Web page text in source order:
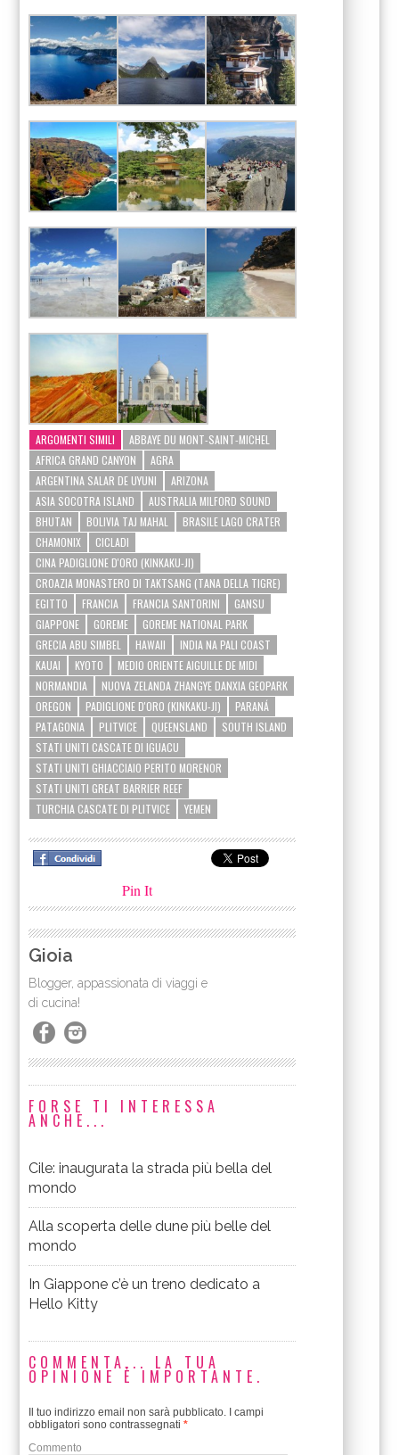
ARGOMENTI SIMILI
ABBAYE DU MONT-SAINT-MICHEL
AFRICA GRAND CANYON
AGRA
ARGENTINA SALAR DE UYUNI
ARIZONA
ASIA SOCOTRA ISLAND
AUSTRALIA MILFORD SOUND
BHUTAN
BOLIVIA TAJ MAHAL
BRASILE LAGO CRATER
CHAMONIX
CICLADI
CINA PADIGLIONE D'ORO (KINKAKU-JI)
CROAZIA MONASTERO DI TAKTSANG (TANA DELLA TIGRE)
EGITTO
FRANCIA FRANCIA SANTORINI
GANSU
GIAPPONE
GOREME
GOREME NATIONAL PARK
GRECIA ABU SIMBEL
HAWAII
INDIA NA PALI COAST
KAUAI
KYOTO
MEDIO ORIENTE AIGUILLE DE MIDI
NORMANDIA
NUOVA ZELANDA ZHANGYE DANXIA GEOPARK
OREGON
PADIGLIONE D'ORO (KINKAKU-JI)
PARANÁ
PATAGONIA
PLITVICE QUEENSLAND
SOUTH ISLAND
STATI UNITI CASCATE DI IGUACU
STATI UNITI GHIACCIAIO PERITO MORENOR
STATI UNITI GREAT BARRIER REEF
TURCHIA CASCATE DI PLITVICE
YEMEN
Pin It
Gioia
Blogger, appassionata di viaggi e
di cucina!
FORSE TI INTERESSA
ANCHE...
Cile: inaugurata la strada più bella del
mondo
Alla scoperta delle dune più belle del
mondo
In Giappone c’è un treno dedicato a
Hello Kitty
COMMENTA... LA TUA
OPINIONE È IMPORTANTE.
Il tuo indirizzo email non sarà pubblicato. I campi
obbligatori sono contrassegnati*
Commento